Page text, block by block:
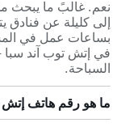
إلى كليلة عن فنادق
بساعات عمل في
في إتش توب آند سبا
السباحة.
ما هو رقم هاتف إتش